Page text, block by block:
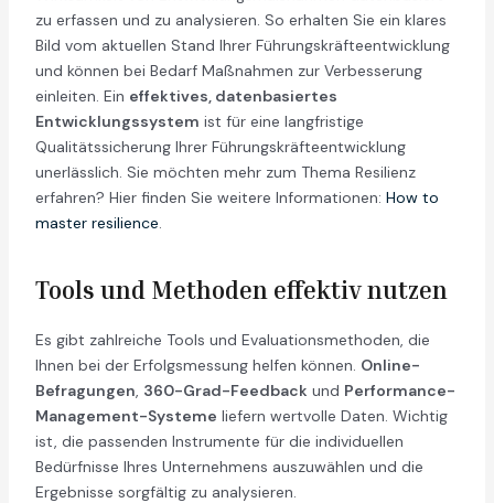
zu erfassen und zu analysieren. So erhalten Sie ein klares
Bild vom aktuellen Stand Ihrer Führungskräfteentwicklung
und können bei Bedarf Maßnahmen zur Verbesserung
einleiten. Ein effektives, datenbasiertes
Entwicklungssystem ist für eine langfristige
Qualitätssicherung Ihrer Führungskräfteentwicklung
unerlässlich. Sie möchten mehr zum Thema Resilienz
erfahren? Hier finden Sie weitere Informationen: How to
master resilience.
Tools und Methoden effektiv nutzen
Es gibt zahlreiche Tools und Evaluationsmethoden, die
Ihnen bei der Erfolgsmessung helfen können. Online-
Befragungen, 360-Grad-Feedback und Performance-
Management-Systeme liefern wertvolle Daten. Wichtig
ist, die passenden Instrumente für die individuellen
Bedürfnisse Ihres Unternehmens auszuwählen und die
Ergebnisse sorgfältig zu analysieren.